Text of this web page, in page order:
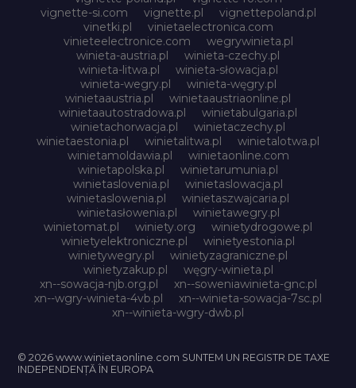
vignette-si.com
vignette.pl
vignettepoland.pl
vinetki.pl
vinietaelectronica.com
vinieteelectronice.com
wegrywinieta.pl
winieta-austria.pl
winieta-czechy.pl
winieta-litwa.pl
winieta-słowacja.pl
winieta-wegry.pl
winieta-węgry.pl
winietaaustria.pl
winietaaustriaonline.pl
winietaautostradowa.pl
winietabulgaria.pl
winietachorwacja.pl
winietaczechy.pl
winietaestonia.pl
winietalitwa.pl
winietalotwa.pl
winietamoldawia.pl
winietaonline.com
winietapolska.pl
winietarumunia.pl
winietaslovenia.pl
winietaslowacja.pl
winietaslowenia.pl
winietaszwajcaria.pl
winietasłowenia.pl
winietawegry.pl
winietomat.pl
winiety.org
winietydrogowe.pl
winietyelektroniczne.pl
winietyestonia.pl
winietywegry.pl
winietyzagraniczne.pl
winietyzakup.pl
węgry-winieta.pl
xn--sowacja-njb.org.pl
xn--soweniawinieta-gnc.pl
xn--wgry-winieta-4vb.pl
xn--winieta-sowacja-7sc.pl
xn--winieta-wgry-dwb.pl
© 2026 www.winietaonline.com SUNTEM UN REGISTR DE TAXE
INDEPENDENȚĂ ÎN EUROPA